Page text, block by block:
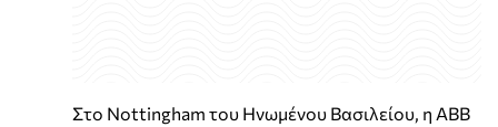
Στο Nottingham του Ηνωμένου Βασιλείου, η ABB